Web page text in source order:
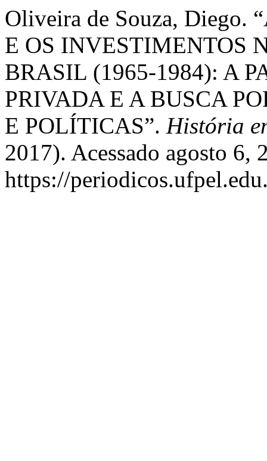
Oliveira de Souza,
E OS INVESTIMENTOS
BRASIL (1965-1984): A
PRIVADA E A BUSCA
E POLÍTICAS”. História
2017). Acessado agosto 6,
https://